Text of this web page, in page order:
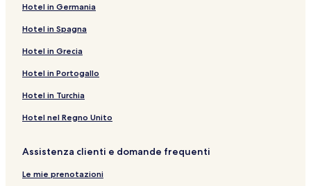
Hotel in Germania
Hotel in Spagna
Hotel in Grecia
Hotel in Portogallo
Hotel in Turchia
Hotel nel Regno Unito
Assistenza clienti e domande frequenti
Le mie prenotazioni